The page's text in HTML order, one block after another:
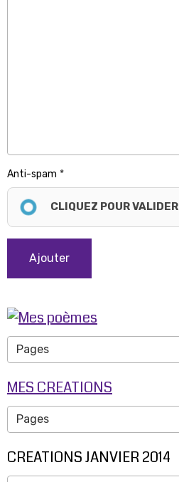
Anti-spam
CLIQUEZ POUR VALIDER
Ajouter
MES CREATIONS
CREATIONS JANVIER 2014